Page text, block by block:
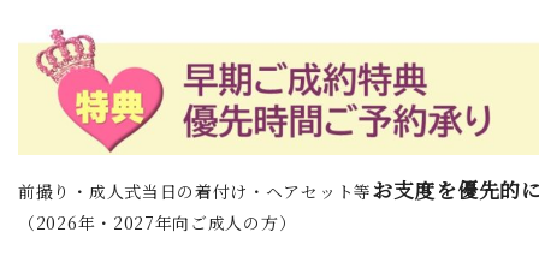
前撮り・成人式当日の着付け・ヘアセット等お支度を優先的
（2026年・2027年向ご成人の方）